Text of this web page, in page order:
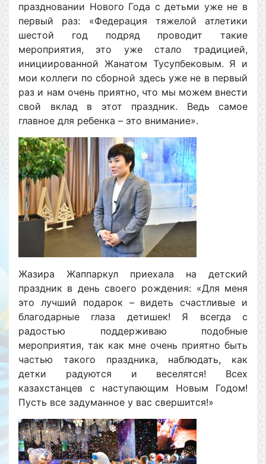
праздновании Нового Года с детьми уже не в
первый раз: «Федерация тяжелой атлетики
шестой год подряд проводит такие
мероприятия, это уже стало традицией,
инициированной Жанатом Тусупбековым. Я и
мои коллеги по сборной здесь уже не в первый
раз и нам очень приятно, что мы можем внести
свой вклад в этот праздник. Ведь самое
главное для ребенка – это внимание».
Жазира Жаппаркул приехала на детский
праздник в день своего рождения: «Для меня
это лучший подарок – видеть счастливые и
благодарные глаза детишек! Я всегда с
радостью поддерживаю подобные
мероприятия, так как мне очень приятно быть
частью такого праздника, наблюдать, как
детки радуются и веселятся! Всех
казахстанцев с наступающим Новым Годом!
Пусть все задуманное у вас свершится!»